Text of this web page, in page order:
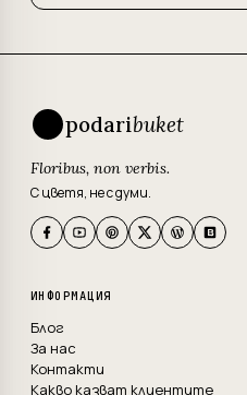
podaribuket
Floribus, non verbis.
С цветя, не с думи.
ИНФОРМАЦИЯ
Блог
За нас
Контакти
Какво казват клиентите